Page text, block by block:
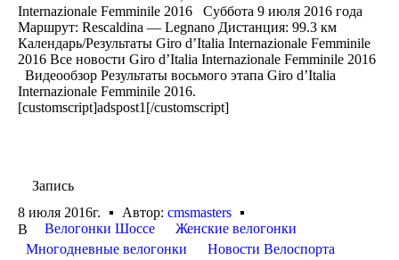
Internazionale Femminile 2016 Суббота 9 июля 2016 года
Маршрут: Rescaldina — Legnano Дистанция: 99.3 км
Календарь/Результаты Giro d’Italia Internazionale Femminile
2016 Все новости Giro d’Italia Internazionale Femminile 2016
Видеообзор Результаты восьмого этапа Giro d’Italia
Internazionale Femminile 2016.
[customscript]adspost1[/customscript]
Запись
8 июля 2016г.
Автор: cmsmasters
В
Велогонки Шоссе
Женские велогонки
Многодневные велогонки
Новости Велоспорта